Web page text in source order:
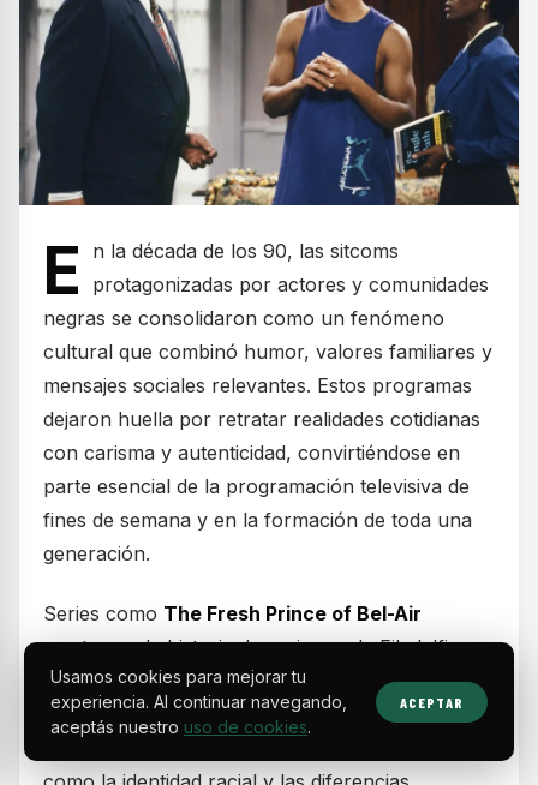
E
n la década de los 90, las sitcoms
protagonizadas por actores y comunidades
negras se consolidaron como un fenómeno
cultural que combinó humor, valores familiares y
mensajes sociales relevantes. Estos programas
dejaron huella por retratar realidades cotidianas
con carisma y autenticidad, convirtiéndose en
parte esencial de la programación televisiva de
fines de semana y en la formación de toda una
generación.
Series como The Fresh Prince of Bel-Air
mostraron la historia de un joven de Filadelfia
que, tras meterse en problemas, se muda con
sus parientes adinerados en Bel-Air. Más allá del
Usamos cookies para mejorar tu
experiencia. Al continuar navegando,
aceptás nuestro uso de cookies.
ACEPTAR